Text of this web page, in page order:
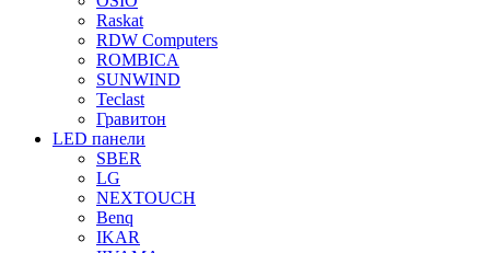
Raskat
RDW Computers
ROMBICA
SUNWIND
Teclast
Гравитон
LED панели
SBER
LG
NEXTOUCH
Benq
IKAR